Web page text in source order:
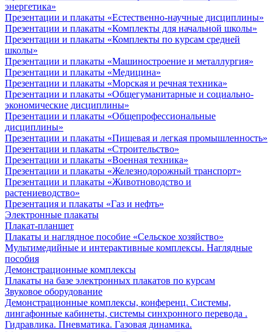
энергетика»
Презентации и плакаты «Естественно-научные дисциплины»
Презентации и плакаты «Комплекты для начальной школы»
Презентации и плакаты «Комплекты по курсам средней
школы»
Презентации и плакаты «Машиностроение и металлургия»
Презентации и плакаты «Медицина»
Презентации и плакаты «Морская и речная техника»
Презентации и плакаты «Общегуманитарные и социально-
экономические дисциплины»
Презентации и плакаты «Общепрофессиональные
дисциплины»
Презентации и плакаты «Пищевая и легкая промышленность»
Презентации и плакаты «Строительство»
Презентации и плакаты «Военная техника»
Презентации и плакаты «Железнодорожный транспорт»
Презентации и плакаты «Животноводство и
растениеводство»
Презентация и плакаты «Газ и нефть»
Электронные плакаты
Плакат-планшет
Плакаты и наглядное пособие «Сельское хозяйство»
Мультимедийные и интерактивные комплексы. Наглядные
пособия
Демонстрационные комплексы
Плакаты на базе электронных плакатов по курсам
Звуковое оборудование
Демонстрационные комплексы, конференц. Системы,
лингафонные кабинеты, системы синхронного перевода .
Гидравлика. Пневматика. Газовая динамика.